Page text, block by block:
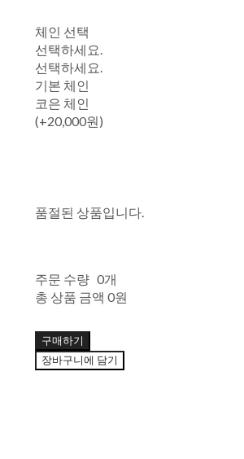
체인 선택
선택하세요.
선택하세요.
기본 체인
코은 체인
(+20,000원)
품절된 상품입니다.
주문 수량 0개
총 상품 금액 0원
구매하기
장바구니에 담기